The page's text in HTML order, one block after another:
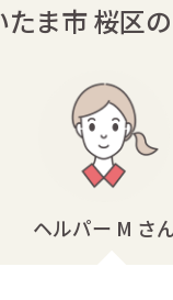
たま市 桜区
ヘルパー M さ